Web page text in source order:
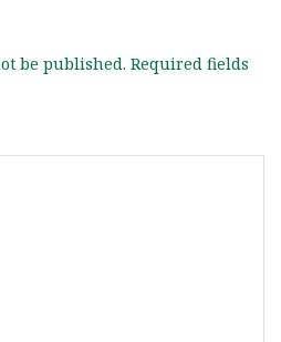
be published. Required fields